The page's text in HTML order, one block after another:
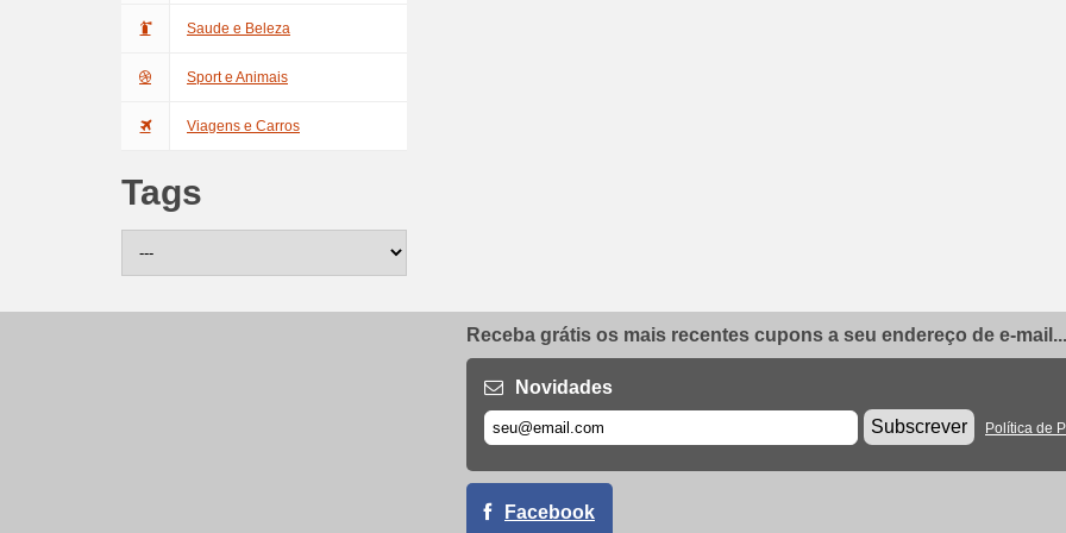
Saude e Beleza
Sport e Animais
Viagens e Carros
Tags
Receba grátis os mais recentes cupons a seu endereço de e-mail...
Novidades
Subscrever
Política de
Facebook